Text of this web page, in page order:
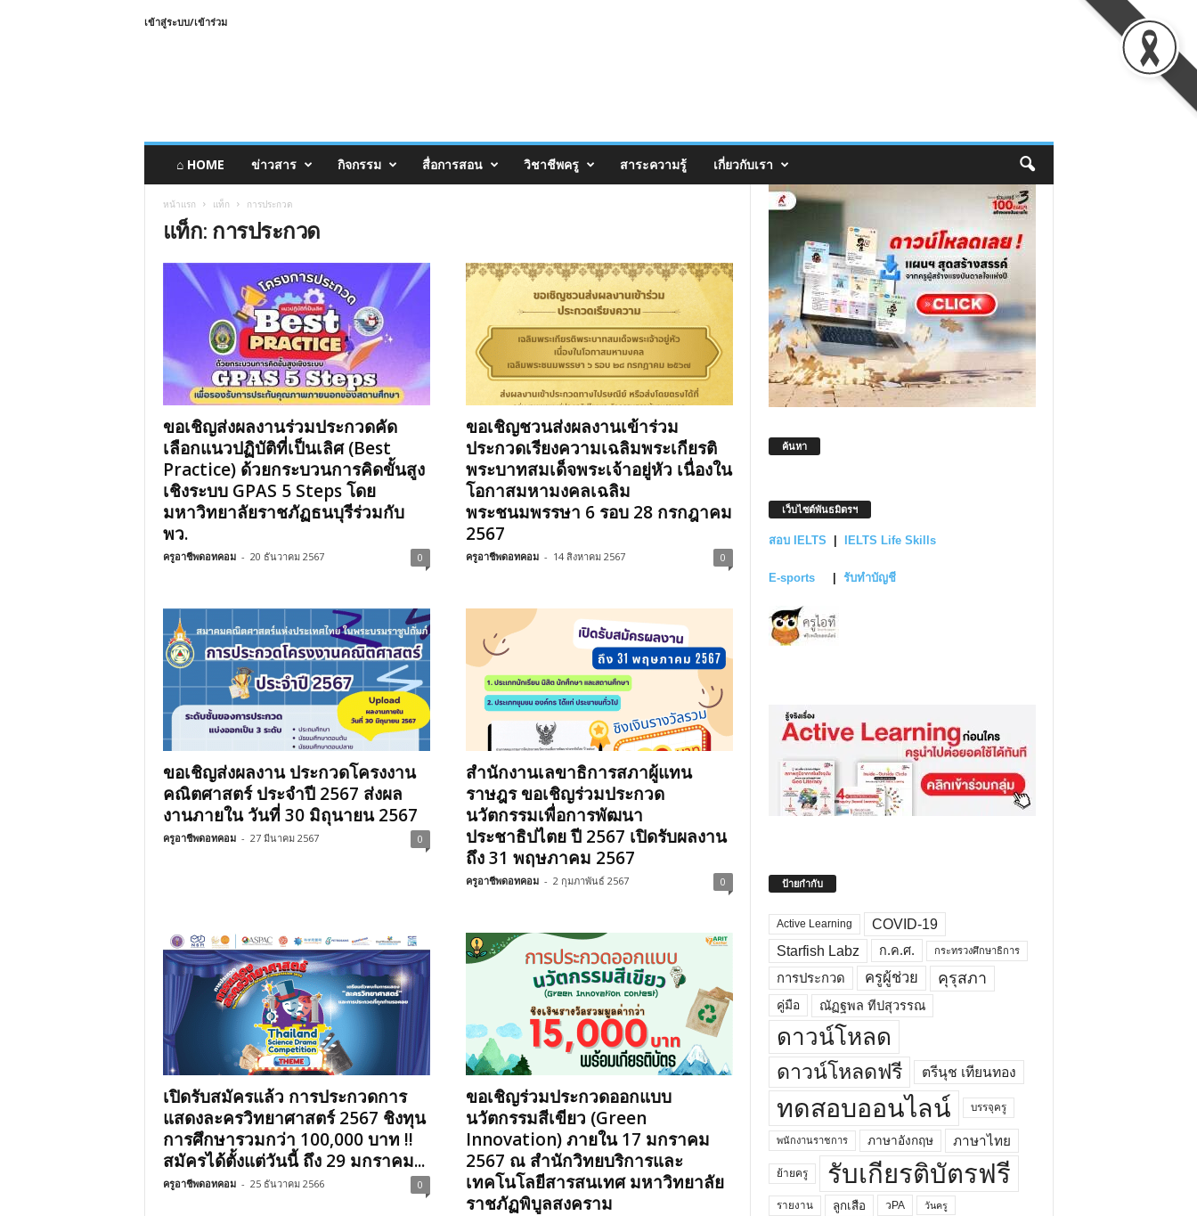
เข้าสู่ระบบ/เข้าร่วม
⌂ HOME ข่าวสาร กิจกรรม สื่อการสอน วิชาชีพครู สาระความรู้ เกี่ยวกับเรา
หน้าแรก แท็ก การประกวด
แท็ก: การประกวด
ขอเชิญส่งผลงานร่วมประกวดคัด
เลือกแนวปฏิบัติที่เป็นเลิศ (Best
Practice) ด้วยกระบวนการคิดขั้นสูง
เชิงระบบ GPAS 5 Steps โดย
มหาวิทยาลัยราชภัฏธนบุรีร่วมกับ
พว.
ครูอาชีพดอทคอม - 20 ธันวาคม 2567 0
ขอเชิญชวนส่งผลงานเข้าร่วม
ประกวดเรียงความเฉลิมพระเกียรติ
พระบาทสมเด็จพระเจ้าอยู่หัว เนื่องใน
โอกาสมหามงคลเฉลิม
พระชนมพรรษา 6 รอบ 28 กรกฎาคม
2567
ครูอาชีพดอทคอม - 14 สิงหาคม 2567 0
ขอเชิญส่งผลงาน ประกวดโครงงาน
คณิตศาสตร์ ประจำปี 2567 ส่งผล
งานภายใน วันที่ 30 มิถุนายน 2567
ครูอาชีพดอทคอม - 27 มีนาคม 2567 0
สำนักงานเลขาธิการสภาผู้แทน
ราษฎร ขอเชิญร่วมประกวด
นวัตกรรมเพื่อการพัฒนา
ประชาธิปไตย ปี 2567 เปิดรับผลงาน
ถึง 31 พฤษภาคม 2567
ครูอาชีพดอทคอม - 2 กุมภาพันธ์ 2567 0
เปิดรับสมัครแล้ว การประกวดการ
แสดงละครวิทยาศาสตร์ 2567 ชิงทุน
การศึกษารวมกว่า 100,000 บาท ‼️
สมัครได้ตั้งแต่วันนี้ ถึง 29 มกราคม...
ครูอาชีพดอทคอม - 25 ธันวาคม 2566 0
ขอเชิญร่วมประกวดออกแบบ
นวัตกรรมสีเขียว (Green
Innovation) ภายใน 17 มกราคม
2567 ณ สำนักวิทยบริการและ
เทคโนโลยีสารสนเทศ มหาวิทยาลัย
ราชภัฏพิบูลสงคราม
ค้นหา
เว็บไซต์พันธมิตรฯ
สอบ IELTS IELTS Life Skills
E-sports รับทำบัญชี
ป้ายกำกับ
Active Learning
COVID-19
Starfish Labz
ก.ค.ศ. กระทรวงศึกษาธิการ
การประกวด ครูผู้ช่วย คุรุสภา
คู่มือ ณัฏฐพล ทีปสุวรรณ
ดาวน์โหลด
ดาวน์โหลดฟรี ตรีนุช เทียนทอง
ทดสอบออนไลน์ บรรจุครู
พนักงานราชการ ภาษาอังกฤษ ภาษาไทย
ย้ายครู รับเกียรติบัตรฟรี
รายงาน ลูกเสือ วPA วันครู